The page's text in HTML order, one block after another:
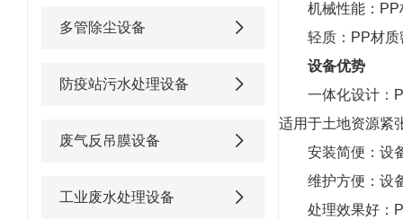
多管除尘设备
防疫站污水处理设备
废气反吊膜设备
工业废水处理设备
机械性能：
轻质：PP材
设备优势
一体化设计：
适用于土地资源紧
安装简便：设
维护方便：设
处理效果好：